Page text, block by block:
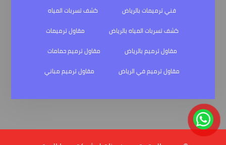
فني ترميمات بالرياض
كشف تسربات المياه
كشف تسربات المياه بالرياض
مقاول ترميمات
مقاول ترميم بالرياض
مقاول ترميم حمامات
مقاول ترميم في الرياض
مقاول ترميم مباني